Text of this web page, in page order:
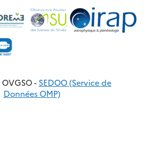
- SEDOO (Service de
Données OMP)